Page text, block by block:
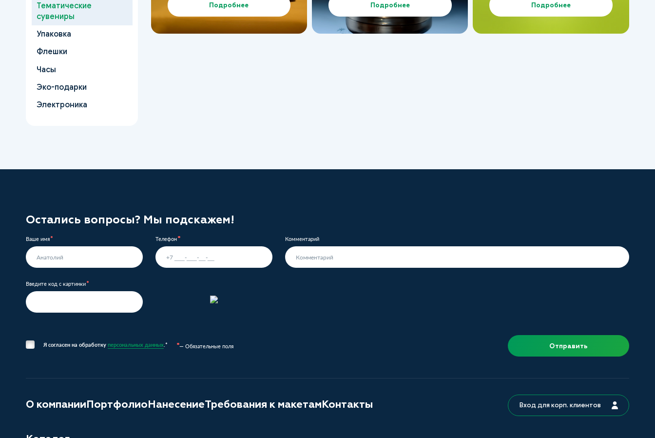
Тематические
сувениры
Упаковка
Флешки
Часы
Эко-подарки
Электроника
Подробнее Подробнее Подробнее
Остались вопросы? Мы подскажем!
Ваше имя Телефон Комментарий
Введите код с картинки
Я согласен на обработку персональных данных.* — Обязательные поля Отправить
О компанииПортфолиоНанесениеТребования к макетамКонтакты Вход для корп. клиентов